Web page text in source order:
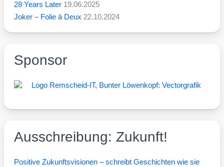
28 Years Later 19.06.2025
Joker – Folie à Deux 22.10.2024
Sponsor
Ausschreibung: Zukunft!
Posi­ti­ve Zukunfts­vi­sio­nen – schreibt Geschich­ten wie sie